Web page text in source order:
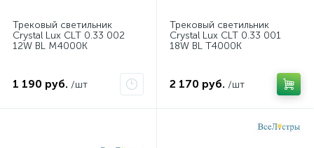
Трековый светильник
Crystal Lux CLT 0.33 002
12W BL M4000K
1 190 руб. /шт
Трековый светильник
Crystal Lux CLT 0.33 001
18W BL T4000K
2 170 руб. /шт